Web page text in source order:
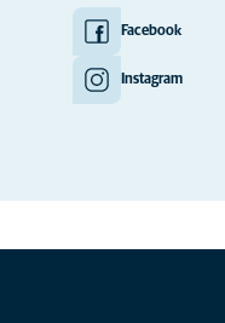
Facebook
Instagram